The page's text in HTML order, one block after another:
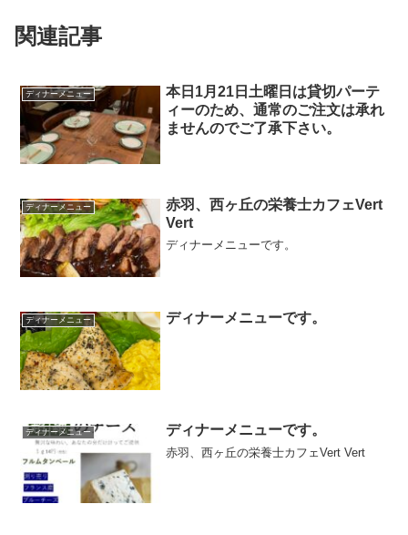
関連記事
ディナーメニュー
本日1月21日土曜日は貸切パーテ
ィーのため、通常のご注文は承れ
ませんのでご了承下さい。
ディナーメニュー
赤羽、西ヶ丘の栄養士カフェVert
Vert
ディナーメニューです。
ディナーメニュー ディナーメニューです。
ディナーメニュー ディナーメニューです。
赤羽、西ヶ丘の栄養士カフェVert Vert